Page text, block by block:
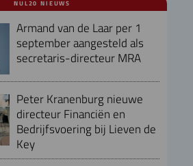
NUL20 NIEUWS
Armand van de Laar per 1
september aangesteld als
secretaris-directeur MRA
Peter Kranenburg nieuwe
directeur Financiën en
Bedrijfsvoering bij Lieven de
Key